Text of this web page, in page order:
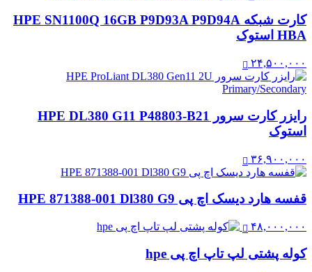
کارت شبکه HPE SN1100Q 16GB P9D93A P9D94A
HBA استوک
۲۴,۵۰۰,۰۰۰
رایزر کارت سرور HPE DL380 G11 P48803-B21
استوک
۳۶,۹۰۰,۰۰۰
قفسه هارد دیسک اچ پی HPE 871388-001 Dl380 G9
۴۸,۰۰۰,۰۰۰
کوله پشتی لپ تاپ اچ پی hpe